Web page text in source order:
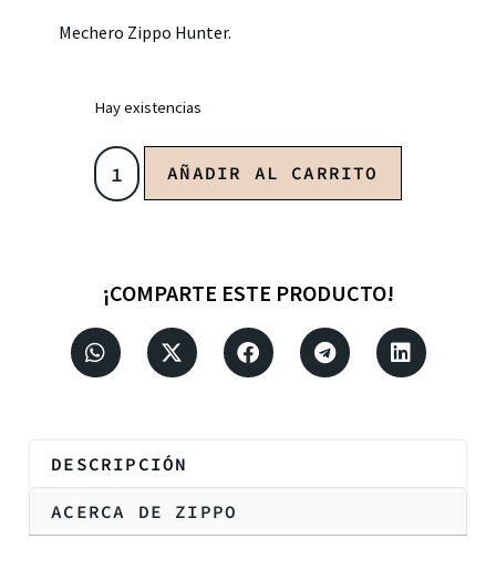
Mechero Zippo Hunter.
Hay existencias
AÑADIR AL CARRITO
¡COMPARTE ESTE PRODUCTO!
DESCRIPCIÓN
ACERCA DE ZIPPO